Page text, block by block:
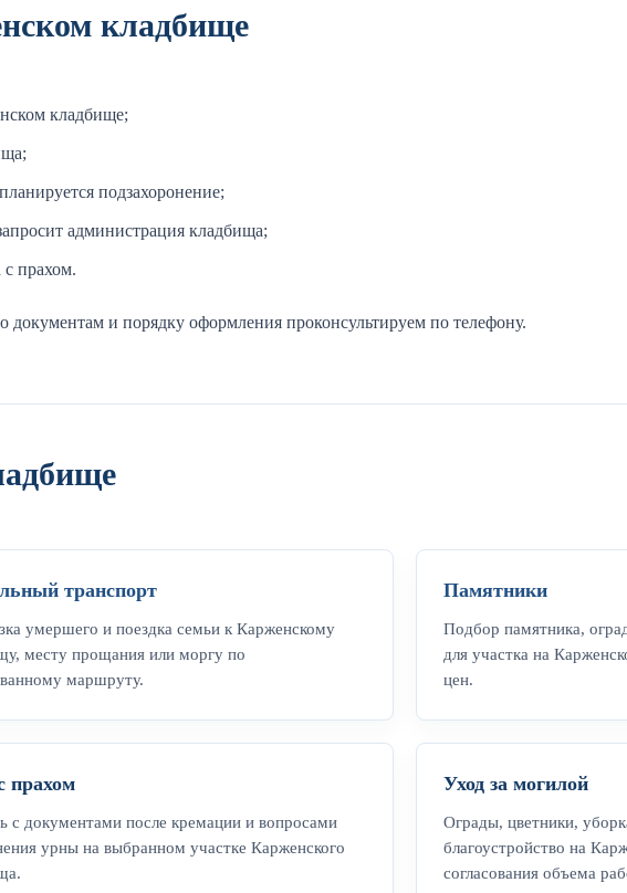
кладбище
кладбище;
подзахоронение;
администрация кладбища;
с прахом.
и порядку оформления проконсультируем по телефону.
транспорт
умершего и поездка семьи к Карженскому
месту прощания или моргу по
маршруту.
Памятники
Подбор памятника,
для участка на
цен.
прахом
с документами после кремации и вопросами
урны на выбранном участке Карженского
Уход за могилой
Ограды, цветники,
благоустройство на
согласования объема